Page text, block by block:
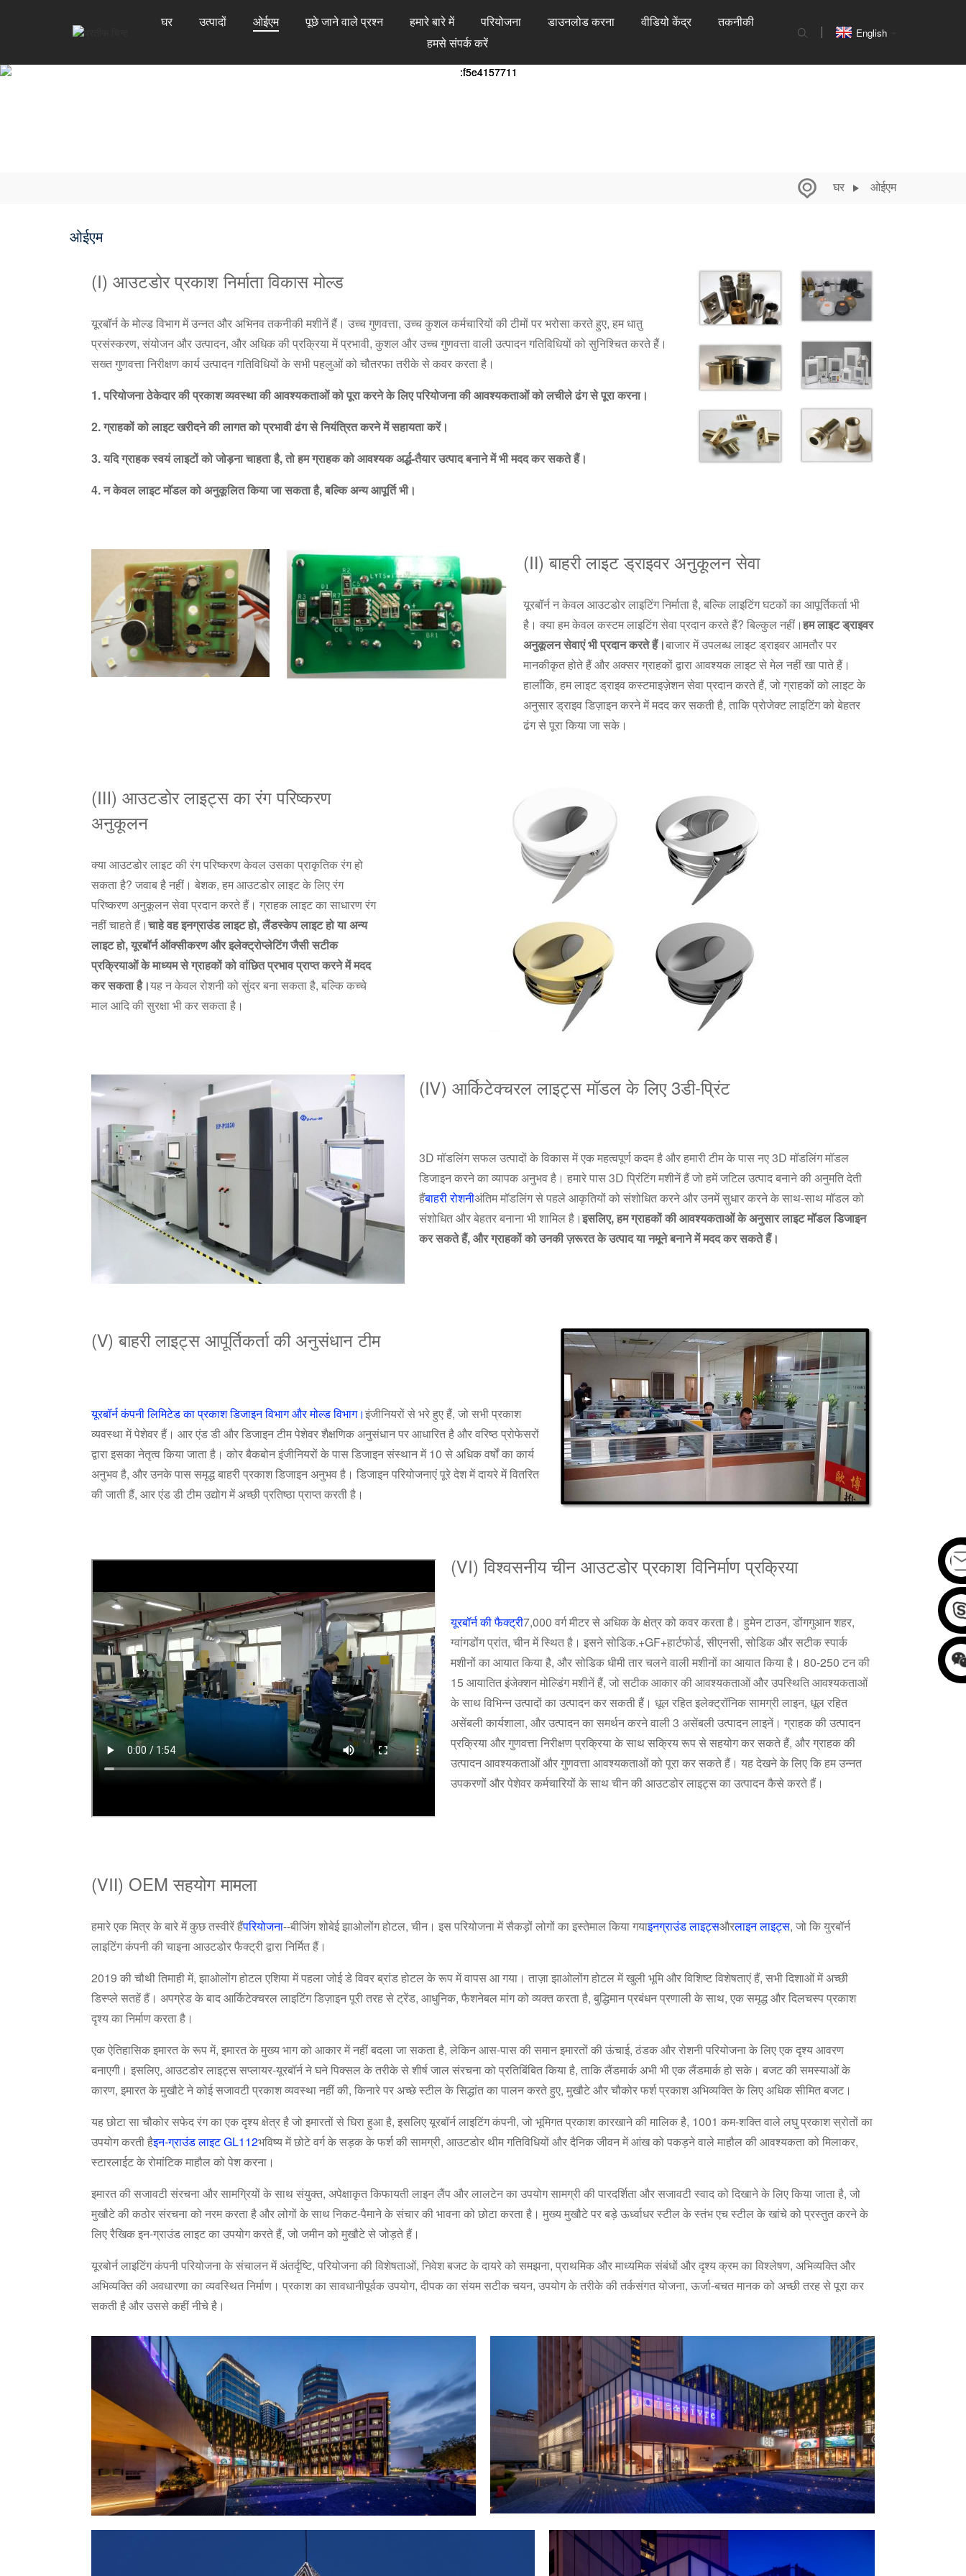
घर उत्पादों ओईएम पूछे जाने वाले प्रश्न हमारे बारे में परियोजना डाउनलोड करना वीडियो केंद्र
तकनीकी
हमसे संपर्क करें
English
घर ओईएम
ओईएम
(Ⅰ) आउटडोर प्रकाश निर्माता विकास मोल्ड
यूरबॉर्न के मोल्ड विभाग में उन्नत और अभिनव तकनीकी मशीनें हैं। उच्च गुणवत्ता, उच्च कुशल कर्मचारियों की टीमों पर भरोसा करते हुए, हम धातु
प्रसंस्करण, संयोजन और उत्पादन, और अधिक की प्रक्रिया में प्रभावी, कुशल और उच्च गुणवत्ता वाली उत्पादन गतिविधियों को सुनिश्चित करते हैं।
सख्त गुणवत्ता निरीक्षण कार्य उत्पादन गतिविधियों के सभी पहलुओं को चौतरफा तरीके से कवर करता है।
1. परियोजना ठेकेदार की प्रकाश व्यवस्था की आवश्यकताओं को पूरा करने के लिए परियोजना की आवश्यकताओं को लचीले ढंग से पूरा करना।
2. ग्राहकों को लाइट खरीदने की लागत को प्रभावी ढंग से नियंत्रित करने में सहायता करें।
3. यदि ग्राहक स्वयं लाइटों को जोड़ना चाहता है, तो हम ग्राहक को आवश्यक अर्द्ध-तैयार उत्पाद बनाने में भी मदद कर सकते हैं।
4. न केवल लाइट मॉडल को अनुकूलित किया जा सकता है, बल्कि अन्य आपूर्ति भी।
(Ⅱ) बाहरी लाइट ड्राइवर अनुकूलन सेवा
यूरबॉर्न न केवल आउटडोर लाइटिंग निर्माता है, बल्कि लाइटिंग घटकों का आपूर्तिकर्ता भी
है। क्या हम केवल कस्टम लाइटिंग सेवा प्रदान करते हैं? बिल्कुल नहीं।हम लाइट ड्राइवर
अनुकूलन सेवाएं भी प्रदान करते हैं।बाजार में उपलब्ध लाइट ड्राइवर आमतौर पर
मानकीकृत होते हैं और अक्सर ग्राहकों द्वारा आवश्यक लाइट से मेल नहीं खा पाते हैं।
हालाँकि, हम लाइट ड्राइव कस्टमाइज़ेशन सेवा प्रदान करते हैं, जो ग्राहकों को लाइट के
अनुसार ड्राइव डिज़ाइन करने में मदद कर सकती है, ताकि प्रोजेक्ट लाइटिंग को बेहतर
ढंग से पूरा किया जा सके।
(Ⅲ) आउटडोर लाइट्स का रंग परिष्करण
अनुकूलन
क्या आउटडोर लाइट की रंग परिष्करण केवल उसका प्राकृतिक रंग हो
सकता है? जवाब है नहीं। बेशक, हम आउटडोर लाइट के लिए रंग
परिष्करण अनुकूलन सेवा प्रदान करते हैं। ग्राहक लाइट का साधारण रंग
नहीं चाहते हैं।चाहे वह इनग्राउंड लाइट हो, लैंडस्केप लाइट हो या अन्य
लाइट हो, यूरबॉर्न ऑक्सीकरण और इलेक्ट्रोप्लेटिंग जैसी सटीक
प्रक्रियाओं के माध्यम से ग्राहकों को वांछित प्रभाव प्राप्त करने में मदद
कर सकता है।यह न केवल रोशनी को सुंदर बना सकता है, बल्कि कच्चे
माल आदि की सुरक्षा भी कर सकता है।
(Ⅳ) आर्किटेक्चरल लाइट्स मॉडल के लिए 3डी-प्रिंट
3D मॉडलिंग सफल उत्पादों के विकास में एक महत्वपूर्ण कदम है और हमारी टीम के पास नए 3D मॉडलिंग मॉडल
डिजाइन करने का व्यापक अनुभव है। हमारे पास 3D प्रिंटिंग मशीनें हैं जो हमें जटिल उत्पाद बनाने की अनुमति देती
हैंबाहरी रोशनीअंतिम मॉडलिंग से पहले आकृतियों को संशोधित करने और उनमें सुधार करने के साथ-साथ मॉडल को
संशोधित और बेहतर बनाना भी शामिल है।इसलिए, हम ग्राहकों की आवश्यकताओं के अनुसार लाइट मॉडल डिजाइन
कर सकते हैं, और ग्राहकों को उनकी ज़रूरत के उत्पाद या नमूने बनाने में मदद कर सकते हैं।
(Ⅴ) बाहरी लाइट्स आपूर्तिकर्ता की अनुसंधान टीम
यूरबॉर्न कंपनी लिमिटेड का प्रकाश डिजाइन विभाग और मोल्ड विभाग।इंजीनियरों से भरे हुए हैं, जो सभी प्रकाश
व्यवस्था में पेशेवर हैं। आर एंड डी और डिजाइन टीम पेशेवर शैक्षणिक अनुसंधान पर आधारित है और वरिष्ठ प्रोफेसरों
द्वारा इसका नेतृत्व किया जाता है। कोर बैकबोन इंजीनियरों के पास डिजाइन संस्थान में 10 से अधिक वर्षों का कार्य
अनुभव है, और उनके पास समृद्ध बाहरी प्रकाश डिजाइन अनुभव है। डिजाइन परियोजनाएं पूरे देश में दायरे में वितरित
की जाती हैं, आर एंड डी टीम उद्योग में अच्छी प्रतिष्ठा प्राप्त करती है।
(Ⅵ) विश्वसनीय चीन आउटडोर प्रकाश विनिर्माण प्रक्रिया
यूरबॉर्न की फैक्ट्री7,000 वर्ग मीटर से अधिक के क्षेत्र को कवर करता है। हुमेन टाउन, डोंगगुआन शहर,
ग्वांगडोंग प्रांत, चीन में स्थित है। इसने सोडिक.+GF+हार्टफोर्ड, सीएनसी, सोडिक और सटीक स्पार्क
मशीनों का आयात किया है, और सोडिक धीमी तार चलने वाली मशीनों का आयात किया है। 80-250 टन की
15 आयातित इंजेक्शन मोल्डिंग मशीनें हैं, जो सटीक आकार की आवश्यकताओं और उपस्थिति आवश्यकताओं
के साथ विभिन्न उत्पादों का उत्पादन कर सकती हैं। धूल रहित इलेक्ट्रॉनिक सामग्री लाइन, धूल रहित
असेंबली कार्यशाला, और उत्पादन का समर्थन करने वाली 3 असेंबली उत्पादन लाइनें। ग्राहक की उत्पादन
प्रक्रिया और गुणवत्ता निरीक्षण प्रक्रिया के साथ सक्रिय रूप से सहयोग कर सकते हैं, और ग्राहक की
उत्पादन आवश्यकताओं और गुणवत्ता आवश्यकताओं को पूरा कर सकते हैं। यह देखने के लिए कि हम उन्नत
उपकरणों और पेशेवर कर्मचारियों के साथ चीन की आउटडोर लाइट्स का उत्पादन कैसे करते हैं।
(Ⅶ) OEM सहयोग मामला
हमारे एक मित्र के बारे में कुछ तस्वीरें हैंपरियोजना--बीजिंग शोबेई झाओलोंग होटल, चीन। इस परियोजना में सैकड़ों लोगों का इस्तेमाल किया गयाइनग्राउंड लाइट्सऔरलाइन लाइट्स, जो कि युरबॉर्न
लाइटिंग कंपनी की चाइना आउटडोर फैक्ट्री द्वारा निर्मित हैं।
2019 की चौथी तिमाही में, झाओलोंग होटल एशिया में पहला जोई डे विवर ब्रांड होटल के रूप में वापस आ गया। ताज़ा झाओलोंग होटल में खुली भूमि और विशिष्ट विशेषताएं हैं, सभी दिशाओं में अच्छी
डिस्प्ले सतहें हैं। अपग्रेड के बाद आर्किटेक्चरल लाइटिंग डिज़ाइन पूरी तरह से ट्रेंड, आधुनिक, फैशनेबल मांग को व्यक्त करता है, बुद्धिमान प्रबंधन प्रणाली के साथ, एक समृद्ध और दिलचस्प प्रकाश
दृश्य का निर्माण करता है।
एक ऐतिहासिक इमारत के रूप में, इमारत के मुख्य भाग को आकार में नहीं बदला जा सकता है, लेकिन आस-पास की समान इमारतों की ऊंचाई, ठंडक और रोशनी परियोजना के लिए एक दृश्य आवरण
बनाएगी। इसलिए, आउटडोर लाइट्स सप्लायर-यूरबॉर्न ने घने पिक्सल के तरीके से शीर्ष जाल संरचना को प्रतिबिंबित किया है, ताकि लैंडमार्क अभी भी एक लैंडमार्क हो सके। बजट की समस्याओं के
कारण, इमारत के मुखौटे ने कोई सजावटी प्रकाश व्यवस्था नहीं की, किनारे पर अच्छे स्टील के सिद्धांत का पालन करते हुए, मुखौटे और चौकोर फर्श प्रकाश अभिव्यक्ति के लिए अधिक सीमित बजट।
यह छोटा सा चौकोर सफेद रंग का एक दृश्य क्षेत्र है जो इमारतों से घिरा हुआ है, इसलिए यूरबॉर्न लाइटिंग कंपनी, जो भूमिगत प्रकाश कारखाने की मालिक है, 1001 कम-शक्ति वाले लघु प्रकाश स्रोतों का
उपयोग करती हैइन-ग्राउंड लाइट GL112भविष्य में छोटे वर्ग के सड़क के फर्श की सामग्री, आउटडोर थीम गतिविधियों और दैनिक जीवन में आंख को पकड़ने वाले माहौल की आवश्यकता को मिलाकर,
स्टारलाईट के रोमांटिक माहौल को पेश करना।
इमारत की सजावटी संरचना और सामग्रियों के साथ संयुक्त, अपेक्षाकृत किफायती लाइन लैंप और लालटेन का उपयोग सामग्री की पारदर्शिता और सजावटी स्वाद को दिखाने के लिए किया जाता है, जो
मुखौटे की कठोर संरचना को नरम करता है और लोगों के साथ निकट-पैमाने के संचार की भावना को छोटा करता है। मुख्य मुखौटे पर बड़े ऊर्ध्वाधर स्टील के स्तंभ एच स्टील के खांचे को प्रस्तुत करने के
लिए रैखिक इन-ग्राउंड लाइट का उपयोग करते हैं, जो जमीन को मुखौटे से जोड़ते हैं।
यूरबोर्न लाइटिंग कंपनी परियोजना के संचालन में अंतर्दृष्टि, परियोजना की विशेषताओं, निवेश बजट के दायरे को समझना, प्राथमिक और माध्यमिक संबंधों और दृश्य क्रम का विश्लेषण, अभिव्यक्ति और
अभिव्यक्ति की अवधारणा का व्यवस्थित निर्माण। प्रकाश का सावधानीपूर्वक उपयोग, दीपक का संयम सटीक चयन, उपयोग के तरीके की तर्कसंगत योजना, ऊर्जा-बचत मानक को अच्छी तरह से पूरा कर
सकती है और उससे कहीं नीचे है।